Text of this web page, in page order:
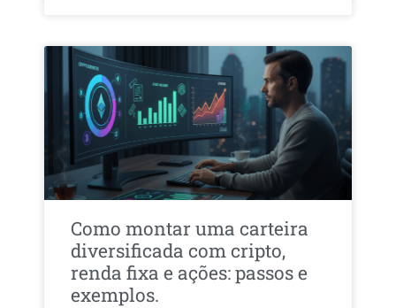
Como montar uma carteira
diversificada com cripto,
renda fixa e ações: passos e
exemplos.